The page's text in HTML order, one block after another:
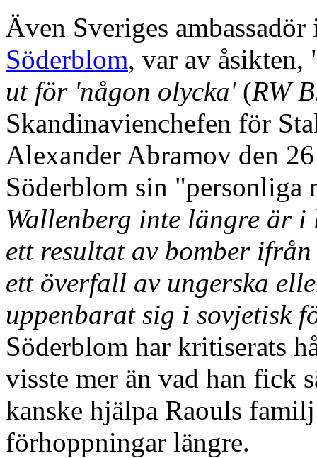
Även Sveriges
Söderblom, var av åsikten,
ut för 'någon olycka' (RW
Skandinavienchefen för
Alexander Abramov den
Söderblom sin "personliga
Wallenberg inte längre är
ett resultat av bomber
ett överfall av ungerska
uppenbarat sig i sovjetisk
Söderblom har kritiserats
visste mer än vad han fick
kanske hjälpa Raouls
förhoppningar längre.